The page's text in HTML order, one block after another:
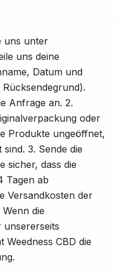
uns unter
uns deine
Datum und
Anfrage an. 2.
oder
Produkte ungeöffnet,
3. Sende die
sicher, dass die
Tagen ab
Versandkosten der
die
unsererseits
CBD die